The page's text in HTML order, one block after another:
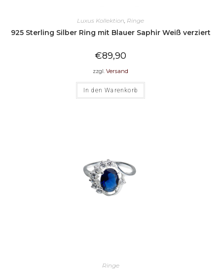
Luxus Kollektion Ringe
925 Sterling Silber Ring mit Blauer Saphir Weiß verziert
€89,90
zzgl. Versand
In den Warenkorb
Ringe